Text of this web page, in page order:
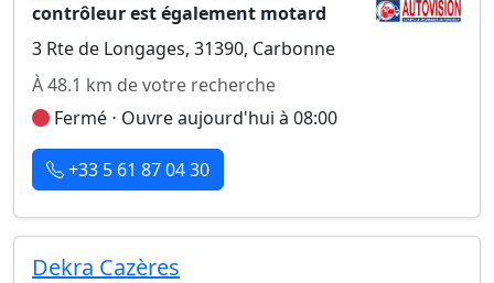
contrôleur est également motard
3 Rte de Longages, 31390, Carbonne
À 48.1 km de votre recherche
Fermé ⋅ Ouvre aujourd'hui à 08:00
+33 5 61 87 04 30
Dekra Cazères